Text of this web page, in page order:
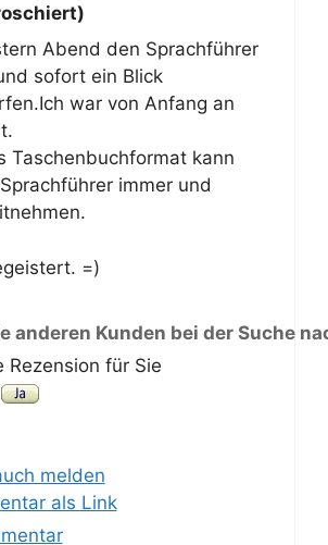
Abend den Sprachführer
sofort ein Blick
war von Anfang an
Taschenbuchformat kann
immer und
=)
anderen Kunden bei der Suche
Rezension für Sie
melden
als Link